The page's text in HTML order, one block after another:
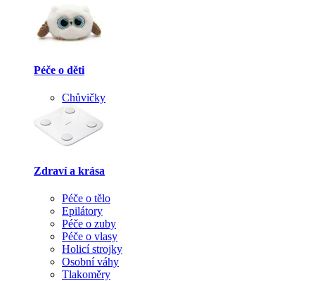
Péče o děti
Chůvičky
Zdraví a krása
Péče o tělo
Epilátory
Péče o zuby
Péče o vlasy
Holicí strojky
Osobní váhy
Tlakoměry